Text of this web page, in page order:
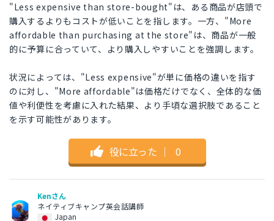
"Less expensive than store-bought"は、ある商品が店頭で
購入するよりもコストが低いことを指します。一方、"More
affordable than purchasing at the store"は、商品が一般
的に予算に合っていて、より購入しやすいことを強調します。
状況によっては、"Less expensive"が単に価格の違いを指す
のに対し、"More affordable"は価格だけでなく、全体的な価
値や利便性を考慮に入れた結果、より手頃な選択肢であること
を示す可能性があります。
役に立った ｜ 0
Kenさん
ネイティブキャンプ英会話講師
Japan